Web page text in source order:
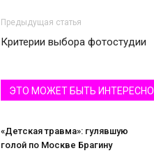
Предыдущая статья
Критерии выбора фотостудии
ЭТО МОЖЕТ БЫТЬ ИНТЕРЕСНО
«Детская травма»: гулявшую
голой по Москве Брагину